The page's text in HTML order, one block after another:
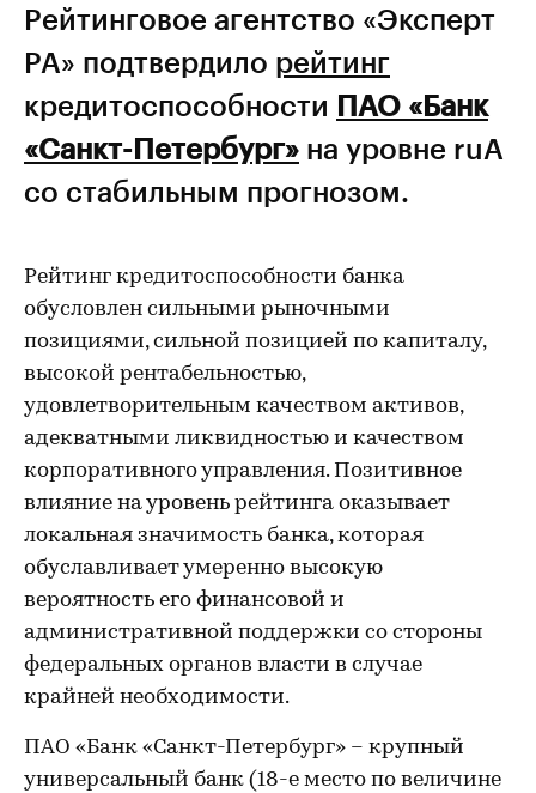
Рейтинговое агентство «Эксперт
РА» подтвердило рейтинг
кредитоспособности ПАО «Банк
«Санкт-Петербург» на уровне ruA
со стабильным прогнозом.
Рейтинг кредитоспособности банка
обусловлен сильными рыночными
позициями, сильной позицией по капиталу,
высокой рентабельностью,
удовлетворительным качеством активов,
адекватными ликвидностью и качеством
корпоративного управления. Позитивное
влияние на уровень рейтинга оказывает
локальная значимость банка, которая
обуславливает умеренно высокую
вероятность его финансовой и
административной поддержки со стороны
федеральных органов власти в случае
крайней необходимости.
ПАО «Банк «Санкт-Петербург» – крупный
универсальный банк (18-е место по величине